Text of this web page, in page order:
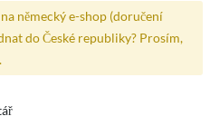
německý e-shop (doručení
do České republiky? Prosím,
.